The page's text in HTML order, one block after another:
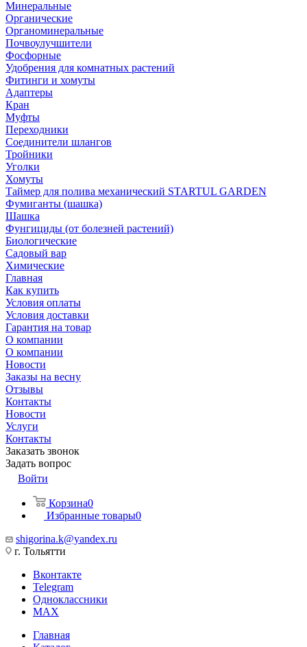
Минеральные
Органические
Органоминеральные
Почвоулучшители
Фосфорные
Удобрения для комнатных растений
Фитинги и хомуты
Адаптеры
Кран
Муфты
Переходники
Соединители шлангов
Тройники
Уголки
Хомуты
Таймер для полива механический STARTUL GARDEN
Фумиганты (шашка)
Шашка
Фунгициды (от болезней растений)
Биологические
Садовый вар
Химические
Главная
Как купить
Условия оплаты
Условия доставки
Гарантия на товар
О компании
О компании
Новости
Заказы на весну
Отзывы
Контакты
Новости
Услуги
Контакты
Заказать звонок
Задать вопрос
Войти
Корзина0
Избранные товары0
shigorina.k@yandex.ru
г. Тольятти
Вконтакте
Telegram
Одноклассники
MAX
Главная